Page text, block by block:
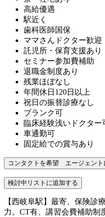
高給優遇
駅近く
歯科医師国保
ママさんドクター歓迎
託児所・保育支援あり
セミナー参加費補助
退職金制度あり
残業ほぼなし
年間休日120日以上
祝日の振替診療なし
ブランク可
臨床経験浅いドクター
車通勤可
固定給での賞与あり
【西岐阜駅】最寄、保険診
力。CT有、講習会費補助制